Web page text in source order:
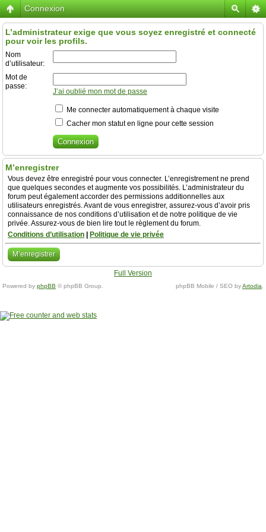
Connexion
L’administrateur exige que vous soyez enregistré et connecté
pour voir les profils.
Nom
d’utilisateur:
Mot de
passe:
J’ai oublié mon mot de passe
Me connecter automatiquement à chaque visite
Cacher mon statut en ligne pour cette session
M’enregistrer
Vous devez être enregistré pour vous connecter. L’enregistrement ne prend
que quelques secondes et augmente vos possibilités. L’administrateur du
forum peut également accorder des permissions additionnelles aux
utilisateurs enregistrés. Avant de vous enregistrer, assurez-vous d’avoir pris
connaissance de nos conditions d’utilisation et de notre politique de vie
privée. Assurez-vous de bien lire tout le règlement du forum.
Conditions d’utilisation
Politique de vie privée
M’enregistrer
Full Version
Powered by phpBB © phpBB Group. phpBB Mobile / SEO byArtodia